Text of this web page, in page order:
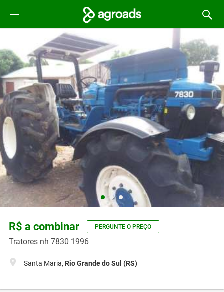
R$ a combinar PERGUNTE O PREÇO
Tratores nh 7830 1996
Santa Maria, Rio Grande do Sul (RS)